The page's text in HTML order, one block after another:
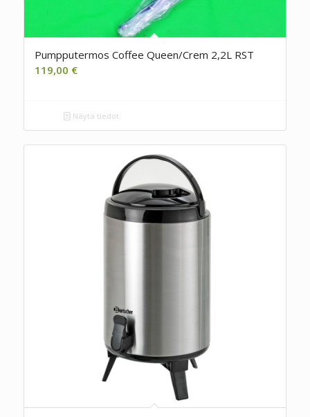
Pumpputermos Coffee Queen/Crem 2,2L RST
119,00 €
Näytä tiedot